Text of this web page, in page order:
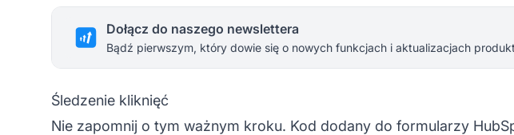
Dołącz do naszego newslettera
Bądź pierwszym, który dowie się o nowych funkcjach i aktualizacjach
Śledzenie kliknięć
Nie zapomnij o tym ważnym kroku. Kod dodany do formularzy